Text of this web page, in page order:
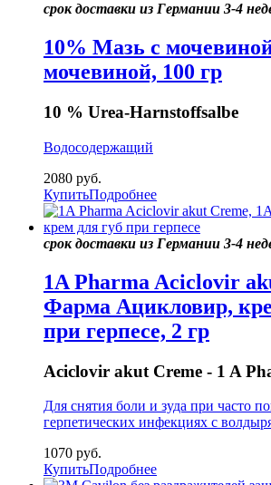
срок доставки из Германии 3-4
10% Мазь с
мочевиной, 100 гр
10 % Urea-Harnstoffsalbe
Водосодержащий
2080 руб.
КупитьПодробнее
срок доставки из Германии 3-4
1A Pharma Aciclovir
Фарма Ацикловир,
при герпесе, 2 гр
Aciclovir akut Creme - 1 A
Для снятия боли и зуда при часто
герпетических инфекциях с
1070 руб.
КупитьПодробнее